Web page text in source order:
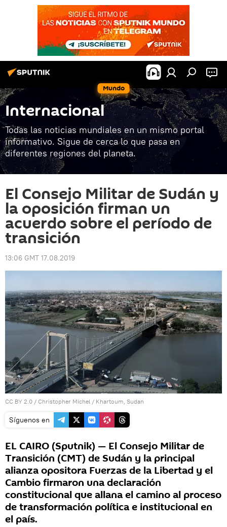
Mundo
Internacional
Todas las noticias mundiales en un mismo portal
informativo. Sigue de cerca lo que pasa en
diferentes regiones del planeta.
El Consejo Militar de Sudán y
la oposición firman un
acuerdo sobre el período de
transición
13:06 GMT 17.08.2019
CC BY 2.0 / Christopher Michel / Khartoum, Sudan
Síguenos en
EL CAIRO (Sputnik) — El Consejo Militar de
Transición (CMT) de Sudán y la principal
alianza opositora Fuerzas de la Libertad y el
Cambio firmaron una declaración
constitucional que allana el camino al proceso
de transformación política e institucional en
el país.